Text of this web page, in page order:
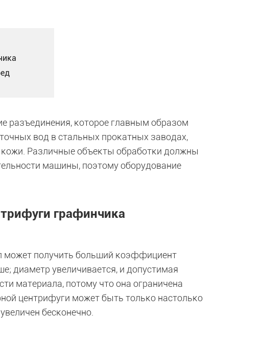
разъединения, которое главным образом
вод в стальных прокатных заводах,
кожи. Различные объекты обработки должны
машины, поэтому оборудование
графинчика
может получить больший коэффициент
диаметр увеличивается, и допустимая
материала, потому что она ограничена
центрифуги может быть только настолько
бесконечно.